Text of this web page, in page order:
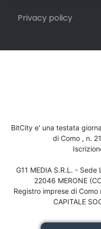
Privacy policy
BitCity e' una testata
di Como , n.
G11 MEDIA S.R.L. -
22046 MERONE
Registro imprese di
CAPITALE